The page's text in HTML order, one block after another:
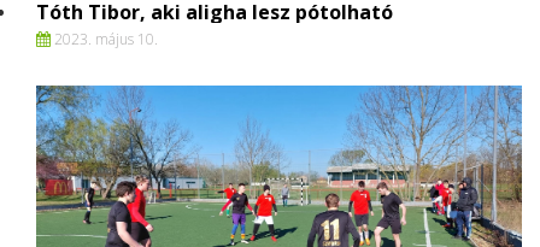
Tóth Tibor, aki aligha lesz pótolható
2023. május 10.